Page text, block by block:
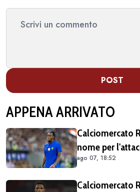
POST
APPENA ARRIVATO
Calciomercato
nome per
fattibile solo in
ago 07, 18:52
Calciomercato